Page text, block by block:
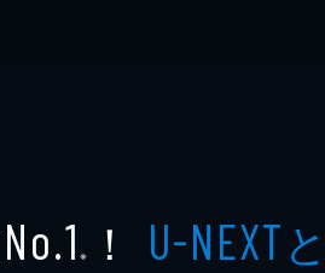
No.1 ※ ！ U-NEXT